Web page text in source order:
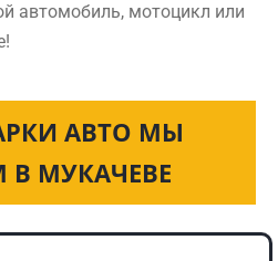
автомобиль, мотоцикл или
АВТО МЫ
В МУКАЧЕВЕ